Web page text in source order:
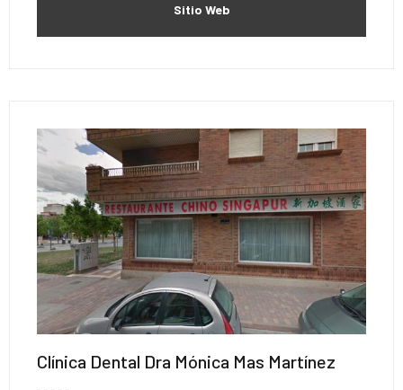
Sitio Web
Clínica Dental Dra Mónica Mas Martínez